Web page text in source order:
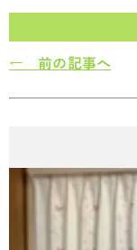
← 前の記事へ